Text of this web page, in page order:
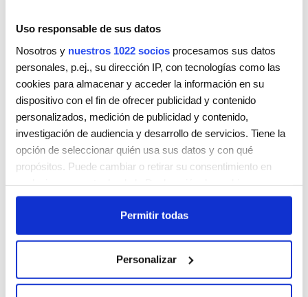
Uso responsable de sus datos
Nosotros y nuestros 1022 socios procesamos sus datos
personales, p.ej., su dirección IP, con tecnologías como las
cookies para almacenar y acceder la información en su
dispositivo con el fin de ofrecer publicidad y contenido
personalizados, medición de publicidad y contenido,
investigación de audiencia y desarrollo de servicios. Tiene la
opción de seleccionar quién usa sus datos y con qué
propósitos. Puede cambiar o retirar su consentimiento en
clicando en el Menú de consentimiento.
Si lo permite, también quisiéramos:
que puede tener una precisión de varios metros
Identificar su dispositivo analizándolo activamente
Permitir todas
Personalizar
KELLY ANN
AV.CORTS VALENCIANES 17
L'ELIANAValencia46183
ESPAÑA
Teléfono: 961039333
Lunes
9:00 AM - 5:00 PM
Martes
9:00 AM - 5:00 PM
9:00 AM - 5:00 PM
Viernes
9:00 AM - 5:00 PM